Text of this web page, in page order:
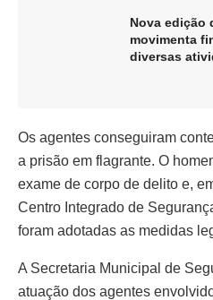
Nova edição
movimenta
diversas
Os agentes conseguiram
a prisão em flagrante. O
exame de corpo de delito e,
Centro Integrado de
foram adotadas as medidas
A Secretaria Municipal de
atuação dos agentes